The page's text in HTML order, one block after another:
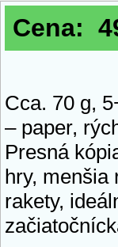
Cena:
Cca. 70 g,
– paper,
Presná
hry, menšia
rakety,